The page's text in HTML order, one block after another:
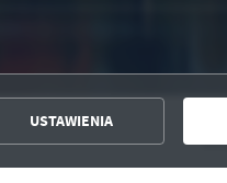
USTAWIENIA
Nowy